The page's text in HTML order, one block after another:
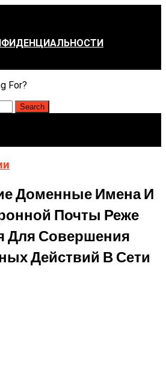
For?
Доменные Имена И
Почты Реже
Для Совершения
Действий В Сети